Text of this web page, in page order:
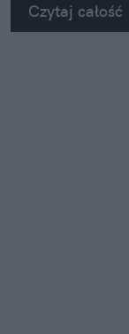
Czytaj całość